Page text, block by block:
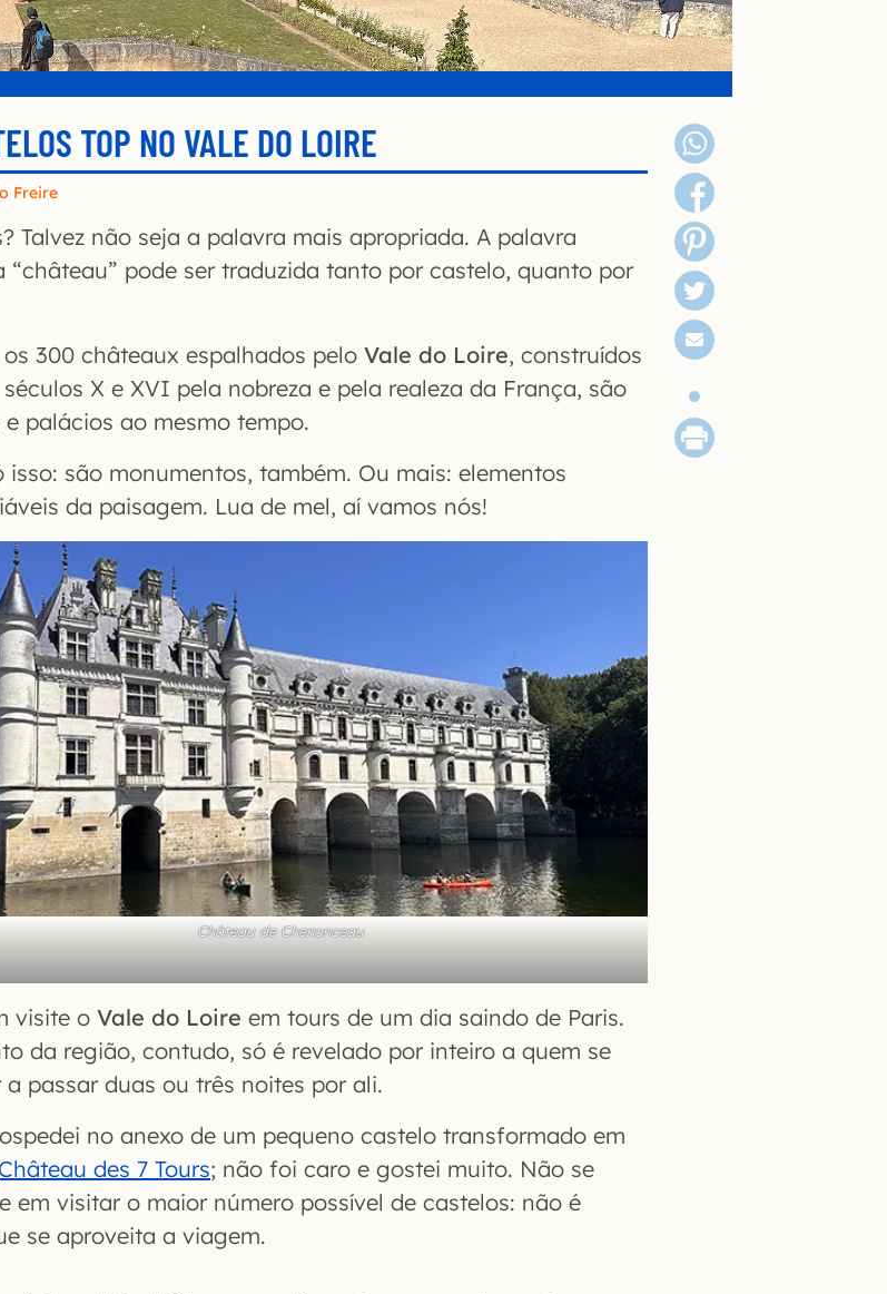
TOP NO VALE DO LOIRE
Freire
Talvez não seja a palavra mais apropriada. A palavra
“château” pode ser traduzida tanto por castelo, quanto por
300 châteaux espalhados pelo Vale do Loire, construídos
X e XVI pela nobreza e pela realeza da França, são
palácios ao mesmo tempo.
isso: são monumentos, também. Ou mais: elementos
da paisagem. Lua de mel, aí vamos nós!
Château de Chenonceau
visite o Vale do Loire em tours de um dia saindo de Paris.
da região, contudo, só é revelado por inteiro a quem se
a passar duas ou três noites por ali.
no anexo de um pequeno castelo transformado em
Château des 7 Tours; não foi caro e gostei muito. Não se
em visitar o maior número possível de castelos: não é
se aproveita a viagem.